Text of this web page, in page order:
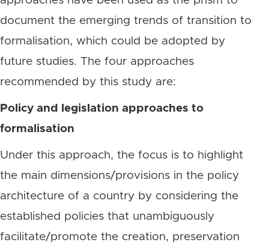
document the emerging trends of transition to
formalisation, which could be adopted by
future studies. The four approaches
recommended by this study are:
Policy and legislation approaches to
formalisation
Under this approach, the focus is to highlight
the main dimensions/provisions in the policy
architecture of a country by considering the
established policies that unambiguously
facilitate/promote the creation, preservation